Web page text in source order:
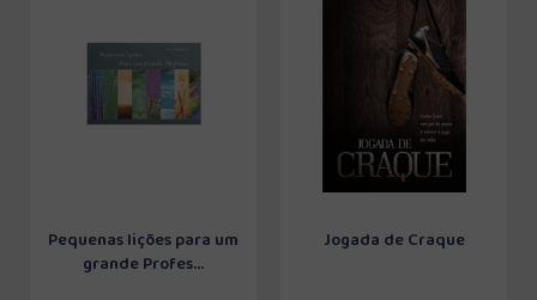
Pequenas lições para um
grande Profes...
Jogada de Craque